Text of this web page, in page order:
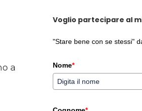
a
Voglio partecipare al
"Stare bene con se stessi"
Nome*